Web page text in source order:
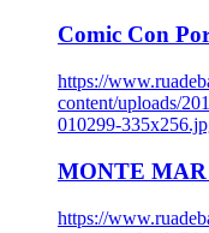
Comic Con
https://
content/uploads/
010299-
MONTE
https://